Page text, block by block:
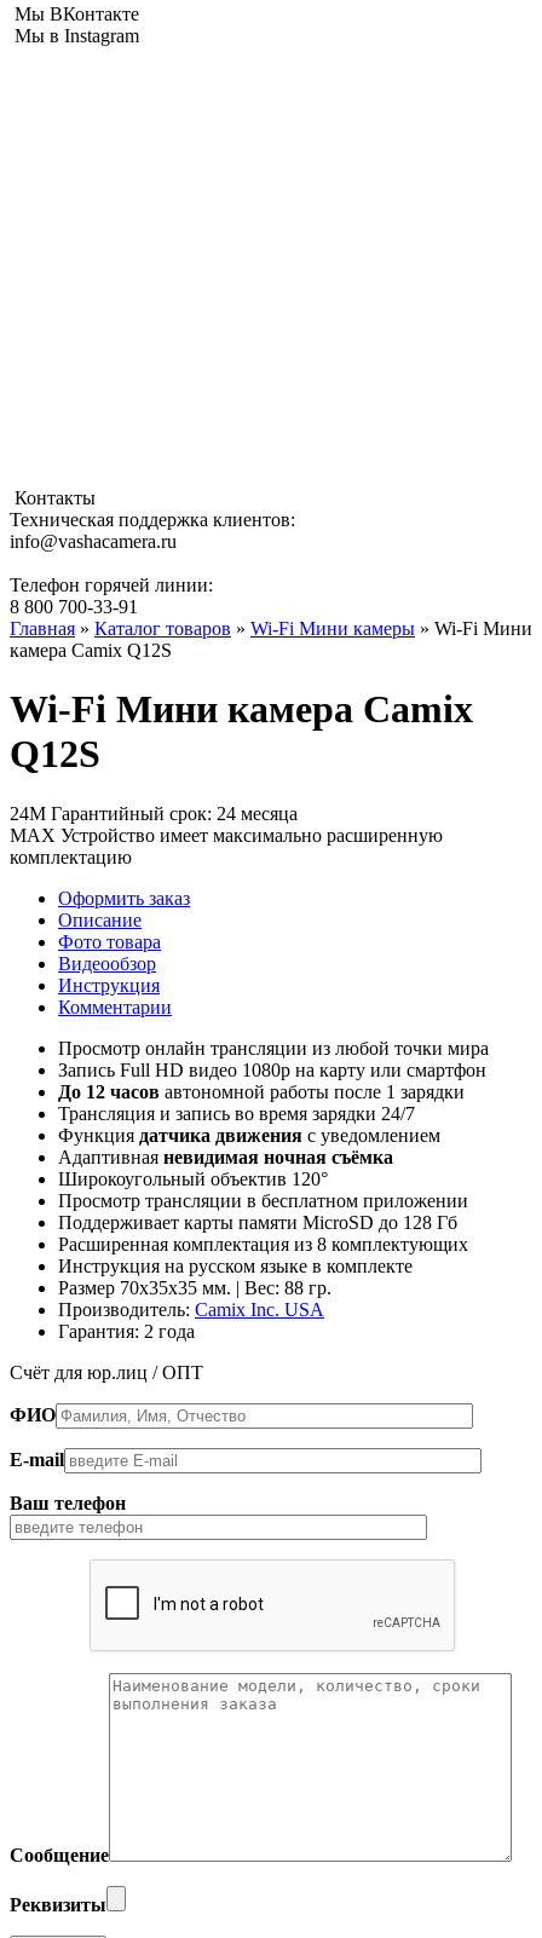
Мы ВКонтакте
Мы в Instagram
Контакты
Техническая поддержка клиентов:
info@vashacamera.ru
Телефон горячей линии:
8 800 700-33-91
Главная » Каталог товаров » Wi-Fi Мини камеры » Wi-Fi Мини
камера Camix Q12S
Wi-Fi Мини камера Camix
Q12S
24М Гарантийный срок: 24 месяца
MAX Устройство имеет максимально расширенную
комплектацию
Оформить заказ
Описание
Фото товара
Видеообзор
Инструкция
Комментарии
Просмотр онлайн трансляции из любой точки мира
Запись Full HD видео 1080p на карту или смартфон
До 12 часов автономной работы после 1 зарядки
Трансляция и запись во время зарядки 24/7
Функция датчика движения с уведомлением
Адаптивная невидимая ночная съёмка
Широкоугольный объектив 120°
Просмотр трансляции в бесплатном приложении
Поддерживает карты памяти MicroSD до 128 Гб
Расширенная комплектация из 8 комплектующих
Инструкция на русском языке в комплекте
Размер 70х35х35 мм. | Вес: 88 гр.
Производитель: Camix Inc. USA
Гарантия: 2 года
Счёт для юр.лиц / ОПТ
ФИО
E-mail
Ваш телефон
Сообщение
Реквизиты